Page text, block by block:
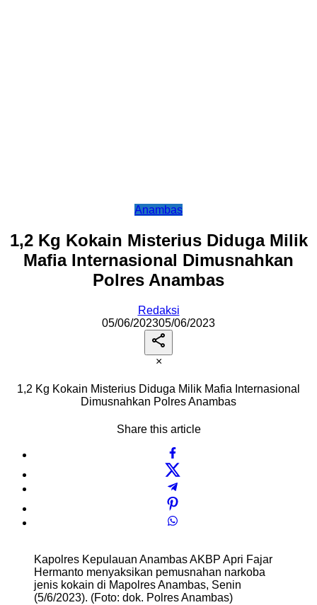
Anambas
1,2 Kg Kokain Misterius Diduga Milik
Mafia Internasional Dimusnahkan
Polres Anambas
Redaksi
05/06/202305/06/2023
×
1,2 Kg Kokain Misterius Diduga Milik Mafia Internasional
Dimusnahkan Polres Anambas
Share this article
Kapolres Kepulauan Anambas AKBP Apri Fajar
Hermanto menyaksikan pemusnahan narkoba
jenis kokain di Mapolres Anambas, Senin
(5/6/2023). (Foto: dok. Polres Anambas)